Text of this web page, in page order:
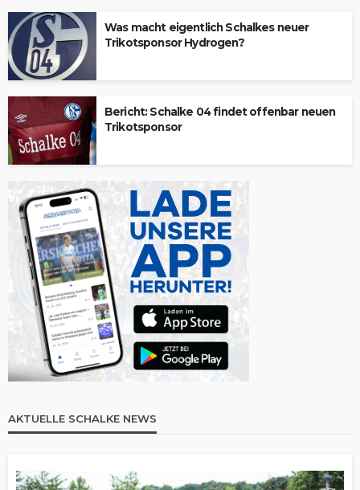
Was macht eigentlich Schalkes neuer
Trikotsponsor Hydrogen?
Bericht: Schalke 04 findet offenbar neuen
Trikotsponsor
AKTUELLE SCHALKE NEWS